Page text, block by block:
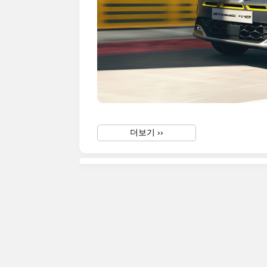
더보기 ››